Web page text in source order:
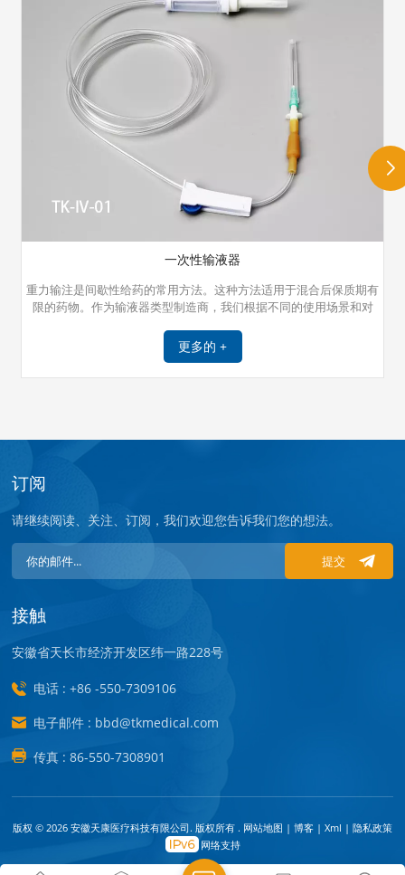
一次性输液器
重力输注是间歇性给药的常用方法。这种方法适用于混合后保质期有
限的药物。作为输液器类型制造商，我们根据不同的使用场景和对
求。在此基础上，客户可以自由灵活地选择配件配置，使输液管更具
针对性和专业性。我们目前备有不同类型的输液器，包括安全型输液
器、蝶形输液器、微量输液器、儿科输液器、翼形输液器、Y型输液器
更多的 +
订阅
请继续阅读、关注、订阅，我们欢迎您告诉我们您的想法。
提交
接触
安徽省天长市经济开发区纬一路228号
电话 : +86 -550-7309106
电子邮件 : bbd@tkmedical.com
传真 : 86-550-7308901
版权 © 2026 安徽天康医疗科技有限公司. 版权所有 . 网站地图 | 博客 | Xml | 隐私政策
网络支持